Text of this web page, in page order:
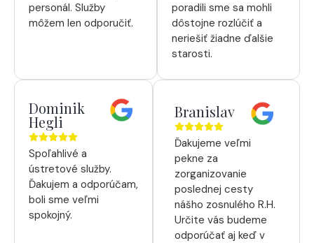
personál. Služby
môžem len odporučiť.
poradili sme sa mohli
dôstojne rozlúčiť a
neriešiť žiadne ďalšie
starosti.
Dominik
Hegli
Spoľahlivé a
ústretové služby.
Ďakujem a odporúčam,
boli sme veľmi
spokojný.
Branislav
Ďakujeme veľmi
pekne za
zorganizovanie
poslednej cesty
nášho zosnulého R.H.
Určite vás budeme
odporúčať aj keď v